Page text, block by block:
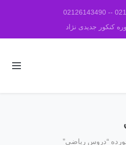
کنکور جدیدی نژاد
“دروس رباضی”